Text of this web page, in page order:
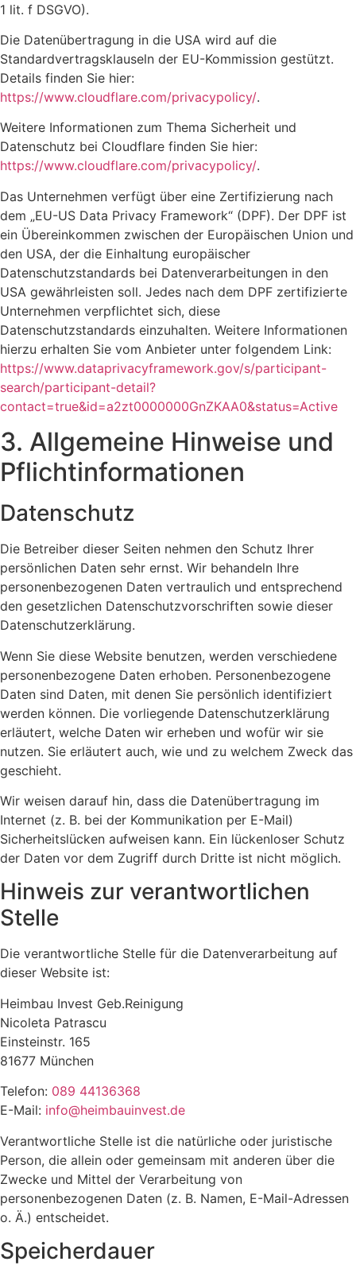
1 lit. f DSGVO).
Die Datenübertragung in die USA wird auf die
Standardvertragsklauseln der EU-Kommission gestützt.
Details finden Sie hier:
https://www.cloudflare.com/privacypolicy/.
Weitere Informationen zum Thema Sicherheit und
Datenschutz bei Cloudflare finden Sie hier:
https://www.cloudflare.com/privacypolicy/.
Das Unternehmen verfügt über eine Zertifizierung nach
dem „EU-US Data Privacy Framework“ (DPF). Der DPF ist
ein Übereinkommen zwischen der Europäischen Union und
den USA, der die Einhaltung europäischer
Datenschutzstandards bei Datenverarbeitungen in den
USA gewährleisten soll. Jedes nach dem DPF zertifizierte
Unternehmen verpflichtet sich, diese
Datenschutzstandards einzuhalten. Weitere Informationen
hierzu erhalten Sie vom Anbieter unter folgendem Link:
https://www.dataprivacyframework.gov/s/participant-
search/participant-detail?
contact=true&id=a2zt0000000GnZKAA0&status=Active
3. Allgemeine Hinweise und
Pflicht­informationen
Datenschutz
Die Betreiber dieser Seiten nehmen den Schutz Ihrer
persönlichen Daten sehr ernst. Wir behandeln Ihre
personenbezogenen Daten vertraulich und entsprechend
den gesetzlichen Datenschutzvorschriften sowie dieser
Datenschutzerklärung.
Wenn Sie diese Website benutzen, werden verschiedene
personenbezogene Daten erhoben. Personenbezogene
Daten sind Daten, mit denen Sie persönlich identifiziert
werden können. Die vorliegende Datenschutzerklärung
erläutert, welche Daten wir erheben und wofür wir sie
nutzen. Sie erläutert auch, wie und zu welchem Zweck das
geschieht.
Wir weisen darauf hin, dass die Datenübertragung im
Internet (z. B. bei der Kommunikation per E-Mail)
Sicherheitslücken aufweisen kann. Ein lückenloser Schutz
der Daten vor dem Zugriff durch Dritte ist nicht möglich.
Hinweis zur verantwortlichen
Stelle
Die verantwortliche Stelle für die Datenverarbeitung auf
dieser Website ist:
Heimbau Invest Geb.Reinigung
Nicoleta Patrascu
Einsteinstr. 165
81677 München
Telefon: 089 44136368
E-Mail: info@heimbauinvest.de
Verantwortliche Stelle ist die natürliche oder juristische
Person, die allein oder gemeinsam mit anderen über die
Zwecke und Mittel der Verarbeitung von
personenbezogenen Daten (z. B. Namen, E-Mail-Adressen
o. Ä.) entscheidet.
Speicherdauer